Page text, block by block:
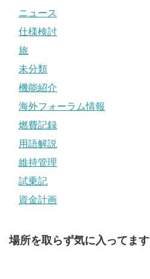
ニュース
仕様検討
旅
未分類
機能紹介
海外フォーラム情報
燃費記録
用語解説
維持管理
試乗記
資金計画
場所を取らず気に入ってます